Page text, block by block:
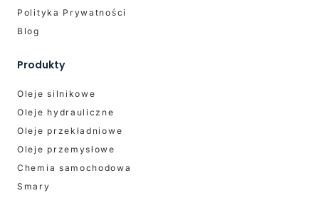
Polityka Prywatności
Blog
Produkty
Oleje silnikowe
Oleje hydrauliczne
Oleje przekładniowe
Oleje przemysłowe
Chemia samochodowa
Smary